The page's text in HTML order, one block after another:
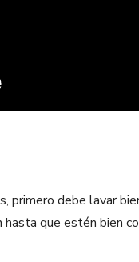
primero debe lavar
que estén bien